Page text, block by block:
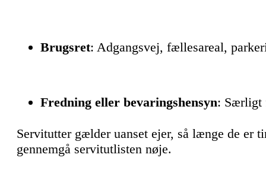
Brugsret: Adgangsvej, fællesareal,
Fredning eller bevaringshensyn: Særligt
Servitutter gælder uanset ejer, så længe de er
gennemgå servitutlisten nøje.